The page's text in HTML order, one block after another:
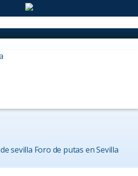
sevilla Foro de putas en Sevilla